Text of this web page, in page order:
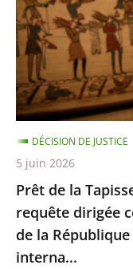
de
Bayeux
:
Rejet
de
la
requête
dirigée
contre
la
décision
du
Prêt de la
requête dirigée
de la
interna...
DÉCISION DE JUSTICE
5 juin 2026